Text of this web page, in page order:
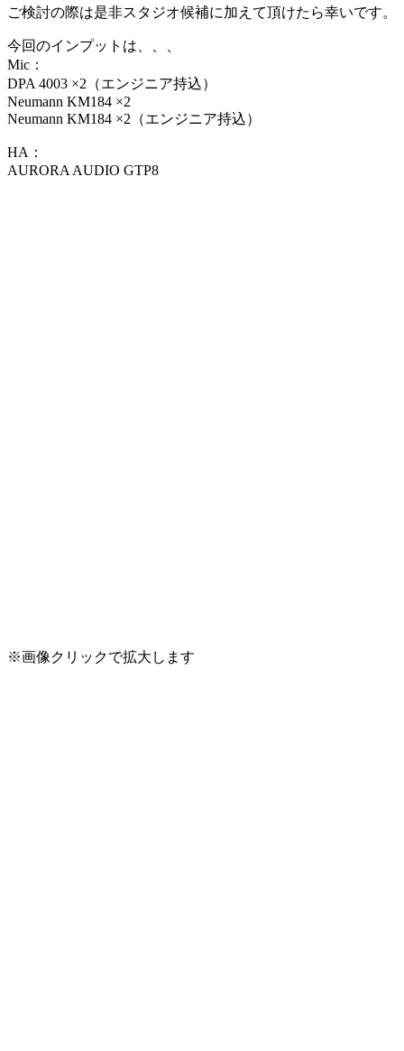
ご検討の際は是非スタジオ候補に加えて頂けたら幸いです。
今回のインプットは、、、
Mic：
DPA 4003 ×2（エンジニア持込）
Neumann KM184 ×2
Neumann KM184 ×2（エンジニア持込）
HA：
AURORA AUDIO GTP8
※画像クリックで拡大します